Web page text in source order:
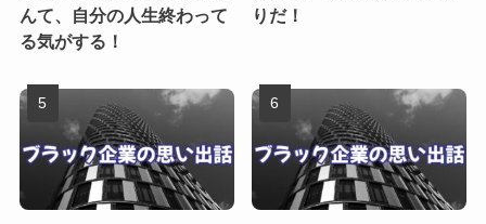
んて、自分の人生終わって
る気がする！
りだ！